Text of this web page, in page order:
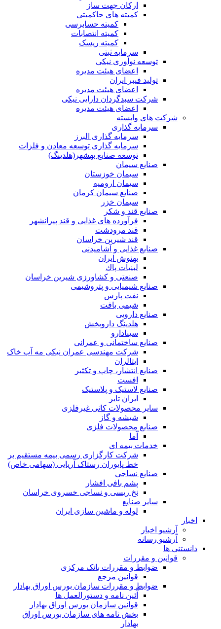
ارکان جهت ساز
کمیته های حاکمیتی
کمیته حسابرسی
کمیته انتصابات
کمیته ریسک
سرمایه ثبتی
توسعه نوآوری نیکی
اعضای هیئت مدیره
تولید فیبر ایران
اعضای هیئت مدیره
شرکت سبدگردان دارایی نیکی
اعضای هیئت مدیره
شرکت های وابسته
سرمایه گذاری
سرمایه گذاری البرز
سرمایه گذاری توسعه معادن و فلزات
توسعه‌ صنایع‌ بهشهر(هلدینگ)
صنایع سیمان
سیمان خوزستان
سیمان ارومیه
صنایع سیمان کرمان
سیمان خزر
صنایع قند و شکر
فرآورده های غذایی و قند پیرانشهر
قند مرودشت
قند شیرین خراسان
صنایع غذايی و آشاميدنی
بهنوش ایران
لبنيات پاك
صنعتی و کشاورزی شیرین خراسان
صنایع شیمیایی و پتروشیمی
نفت پارس
شیمی بافت
صنایع دارویی
هلدینگ داروپخش
سینادارو
صنایع ساختمانی و عمرانی
شرکت مهندسی عمران نیکی مه آب خاک
ایتالران
صنایع انتشار، چاپ و تکثير
افست
صنایع لاستیک و پلاستیک
ایران تایر
ساير محصولات كانی غيرفلزی
شیشه و گاز
صنایع محصولات فلزی
آما
خدمات بیمه ای
شرکت کارگزاری رسمی بیمه مستقیم بر
خط پایوران رستاک آریایی (سهامی خاص)
صنایع نساجی
پشم بافی افشار
نخ ریسی و نساجی خسروی خراسان
سایر صنایع
لوله و ماشین سازی ایران
اخبار
آرشیو اخبار
آرشیو رسانه
دانستنی ها
قوانین و مقررات
ضوابط و مقررات بانک مرکزی
قوانين مرجع
ضوابط و مقررات سازمان بورس اوراق بهادار
آئین نامه و دستورالعمل ها
قوانین سازمان بورس اوراق بهادار
بخش نامه های سازمان بورس اوراق
بهادار